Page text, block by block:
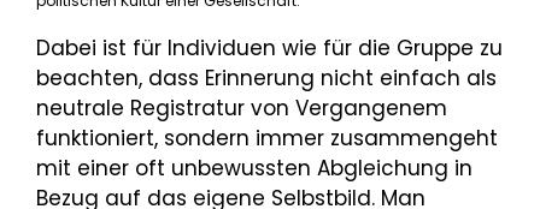
Dabei ist für Individuen wie für die Gruppe zu
beachten, dass Erinnerung nicht einfach als
neutrale Registratur von Vergangenem
funktioniert, sondern immer zusammengeht
mit einer oft unbewussten Abgleichung in
Bezug auf das eigene Selbstbild. Man